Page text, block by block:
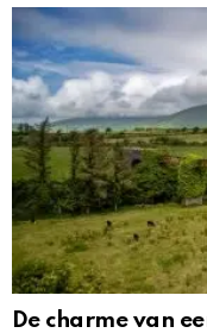
De charme van